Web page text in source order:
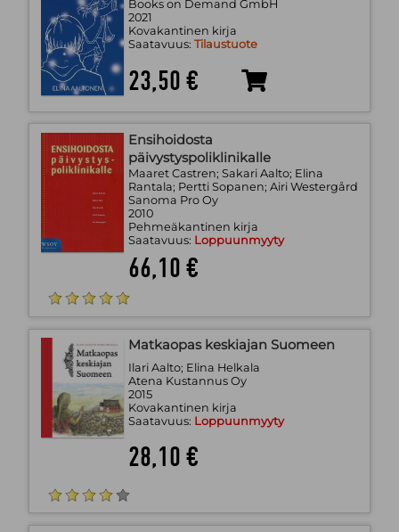
Books on Demand GmbH
2021
Kovakantinen kirja
Saatavuus: Tilaustuote
23,50 €
Ensihoidosta
päivystyspoliklinikalle
Maaret Castren; Sakari Aalto; Elina
Rantala; Pertti Sopanen; Airi Westergård
Sanoma Pro Oy
2010
Pehmeäkantinen kirja
Saatavuus: Loppuunmyyty
66,10 €
Matkaopas keskiajan Suomeen
Ilari Aalto; Elina Helkala
Atena Kustannus Oy
2015
Kovakantinen kirja
Saatavuus: Loppuunmyyty
28,10 €